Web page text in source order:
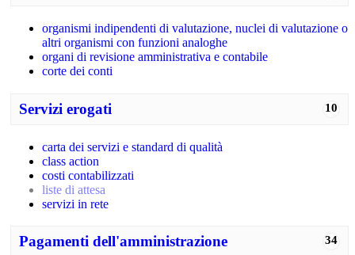
organismi indipendenti di valutazione, nuclei di valutazione o
altri organismi con funzioni analoghe
organi di revisione amministrativa e contabile
corte dei conti
10
Servizi erogati
carta dei servizi e standard di qualità
class action
costi contabilizzati
liste di attesa
servizi in rete
34
Pagamenti dell'amministrazione